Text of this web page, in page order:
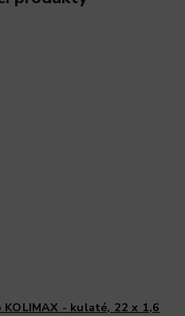
- kulaté, 22 x 1,6